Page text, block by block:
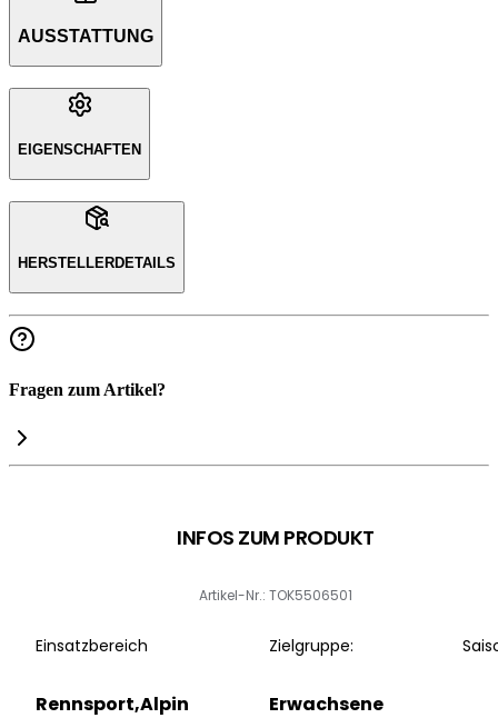
AUSSTATTUNG
EIGENSCHAFTEN
HERSTELLERDETAILS
Fragen zum Artikel?
INFOS ZUM PRODUKT
Artikel-Nr.: TOK5506501
Einsatzbereich
Rennsport,Alpin
Zielgruppe:
Erwachsene